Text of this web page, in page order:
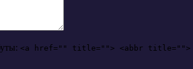
<a href="" title=""> <abbr title="">